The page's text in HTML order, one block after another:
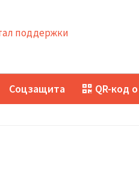
поддержки
Соцзащита QR-код